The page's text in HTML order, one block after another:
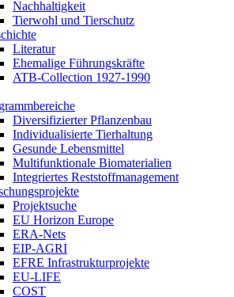
Nachhaltigkeit
Tierwohl und Tierschutz
Literatur
Ehemalige Führungskräfte
ATB-Collection 1927-1990
Diversifizierter Pflanzenbau
Individualisierte Tierhaltung
Gesunde Lebensmittel
Multifunktionale Biomaterialien
Integriertes Reststoffmanagement
Projektsuche
EU Horizon Europe
ERA-Nets
EIP-AGRI
EFRE Infrastrukturprojekte
EU-LIFE
COST